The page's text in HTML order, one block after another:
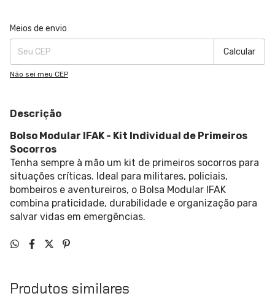
Entregas para o CEP:
Meios de envio
Calcular
Não sei meu CEP
Descrição
Bolso Modular IFAK - Kit Individual de Primeiros
Socorros
Tenha sempre à mão um kit de primeiros socorros para
situações críticas. Ideal para militares, policiais,
bombeiros e aventureiros, o Bolsa Modular IFAK
combina praticidade, durabilidade e organização para
salvar vidas em emergências.
Produtos similares